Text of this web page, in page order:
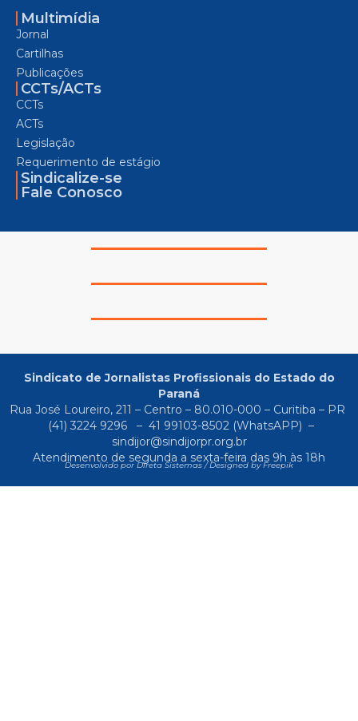
Multimídia
Jornal
Cartilhas
Publicações
CCTs/ACTs
CCTs
ACTs
Legislação
Requerimento de estágio
Sindicalize-se
Fale Conosco
Sindicato de Jornalistas Profissionais do Estado do
Paraná
Rua José Loureiro, 211 – Centro – 80.010-000 – Curitiba – PR
(41) 3224 9296
– 41 99103-8502(WhatsAPP) –
sindijor@sindijorpr.org.br
Atendimento de segunda a sexta-feira das 9h às 18h
Desenvolvido por Direta Sistemas /Designed by Freepik